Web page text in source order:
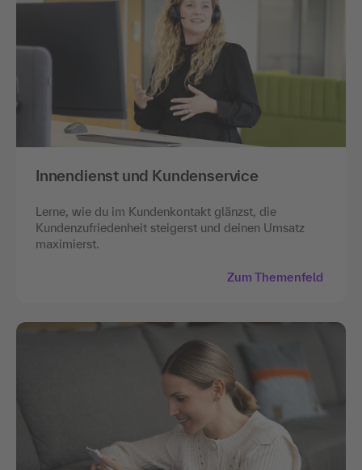
Innendienst und Kundenservice
Lerne, wie du im Kundenkontakt glänzst, die
Kundenzufriedenheit steigerst und deinen Umsatz
maximierst.
Zum Themenfeld